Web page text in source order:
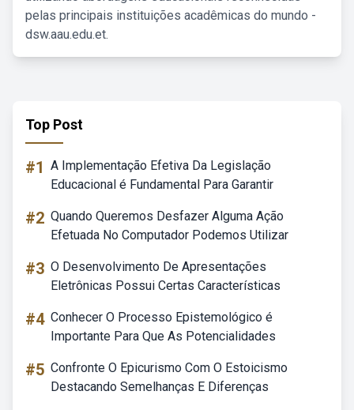
pelas principais instituições acadêmicas do mundo -
dsw.aau.edu.et.
Top Post
#1 A Implementação Efetiva Da Legislação
Educacional é Fundamental Para Garantir
#2 Quando Queremos Desfazer Alguma Ação
Efetuada No Computador Podemos Utilizar
#3 O Desenvolvimento De Apresentações
Eletrônicas Possui Certas Características
#4 Conhecer O Processo Epistemológico é
Importante Para Que As Potencialidades
#5 Confronte O Epicurismo Com O Estoicismo
Destacando Semelhanças E Diferenças